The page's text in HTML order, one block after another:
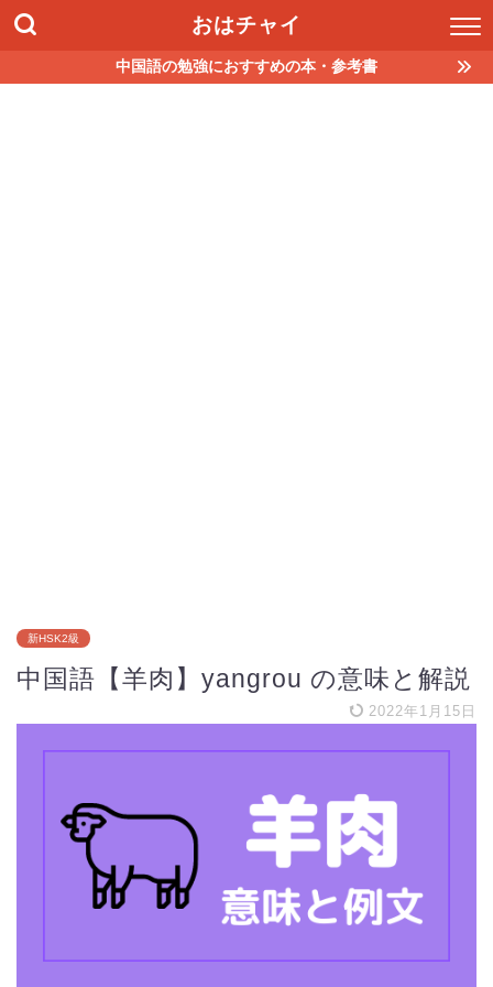
おはチャイ
中国語の勉強におすすめの本・参考書
新HSK2級
中国語【羊肉】yangrou の意味と解説
2022年1月15日